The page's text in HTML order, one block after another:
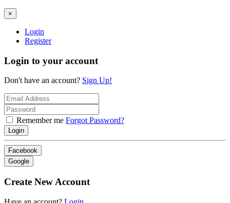
×
Login
Register
Login to your account
Don't have an account? Sign Up!
Remember me Forgot Password?
Login
Facebook
Google
Create New Account